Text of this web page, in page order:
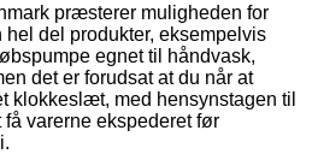
præsterer muligheden for
del produkter, eksempelvis
egnet til håndvask,
det er forudsat at du når at
klokkeslæt, med hensynstagen til
varerne ekspederet før